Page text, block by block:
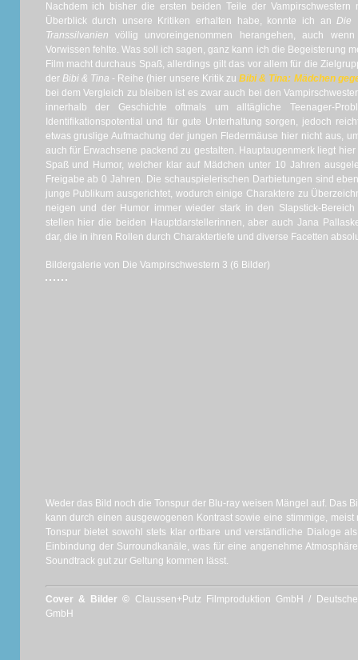
Nachdem ich bisher die ersten beiden Teile der
Überblick durch unsere Kritiken erhalten habe, konnte ich anDie
Transsilvanien völlig unvoreingenommen herangehen, auch
Vorwissen fehlte. Was soll ich sagen, ganz kann ich die Begeisterung
Film macht durchaus Spaß, allerdings gilt das vor allem für die
der Bibi & Tina - Reihe (hier unsere Kritik zuBibi & Tina: Mädchen
bei dem Vergleich zu bleiben ist es zwar auch bei den
innerhalb der Geschichte oftmals um alltägliche Teenager-
Identifikationspotential und für gute Unterhaltung sorgen, jedoch
etwas gruslige Aufmachung der jungen Fledermäuse hier nicht aus,
auch für Erwachsene packend zu gestalten. Hauptaugenmerk liegt
Spaß und Humor, welcher klar auf Mädchen unter 10 Jahren
Freigabe ab 0 Jahren. Die schauspielerischen Darbietungen sind
junge Publikum ausgerichtet, wodurch einige Charaktere zu
neigen und der Humor immer wieder stark in den Slapstick-Bereich
stellen hier die beiden Hauptdarstellerinnen, aber auch Jana
dar, die in ihren Rollen durch Charaktertiefe und diverse Facetten
Bildergalerie von Die Vampirschwestern 3 (6 Bilder)
Weder das Bild noch die Tonspur der Blu-ray weisen Mängel auf. Das
kann durch einen ausgewogenen Kontrast sowie eine stimmige,
Tonspur bietet sowohl stets klar ortbare und verständliche Dialoge
Einbindung der Surroundkanäle, was für eine angenehme
Soundtrack gut zur Geltung kommen lässt.
Cover & Bilder © Claussen+Putz Filmproduktion GmbH /
GmbH